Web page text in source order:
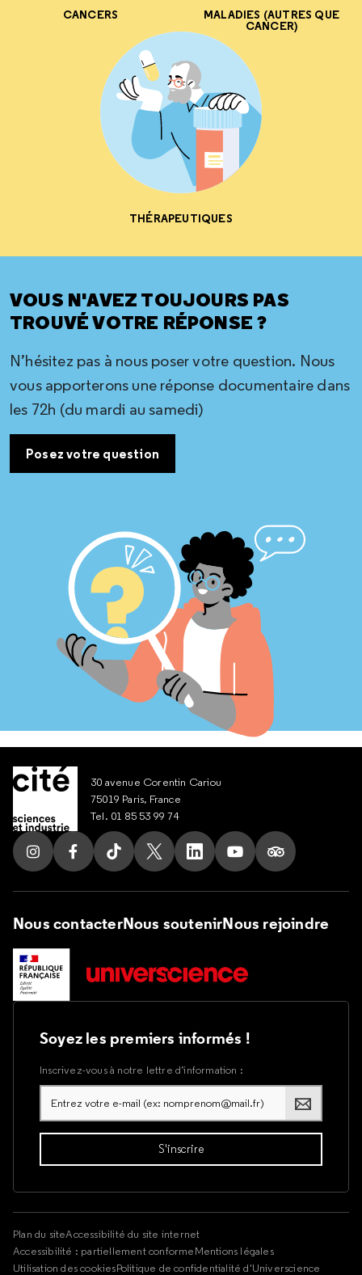
CANCERS MALADIES (AUTRES QUE
CANCER)
THÉRAPEUTIQUES
VOUS N'AVEZ TOUJOURS PAS
TROUVÉ VOTRE RÉPONSE ?
N’hésitez pas à nous poser votre question. Nous
vous apporterons une réponse documentaire dans
les 72h (du mardi au samedi)
Posez votre question
30 avenue Corentin Cariou
75019 Paris, France
Tel. 01 85 53 99 74
Suivez nous sur Instagram
Suivez nous sur Facebook
Suivez nous sur Tik Tok
Suivez nous sur X
Suivez nous sur LinkedIn
Suivez nous sur
Suivez nous
Nous contacterNous soutenirNous rejoindre
Soyez les premiers informés !
Inscrivez-vous à notre lettre d’information :
Plan du siteAccessibilité du site internet
Accessibilité : partiellement conformeMentions légales
Utilisation des cookiesPolitique de confidentialité d'Universcience